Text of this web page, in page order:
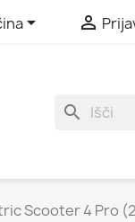
 
search
Scooter 4 Pro